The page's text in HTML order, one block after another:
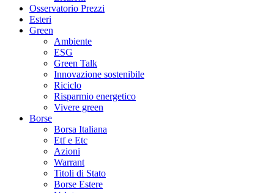
Osservatorio Prezzi
Esteri
Green
Ambiente
ESG
Green Talk
Innovazione sostenibile
Riciclo
Risparmio energetico
Vivere green
Borse
Borsa Italiana
Etf e Etc
Azioni
Warrant
Titoli di Stato
Borse Estere